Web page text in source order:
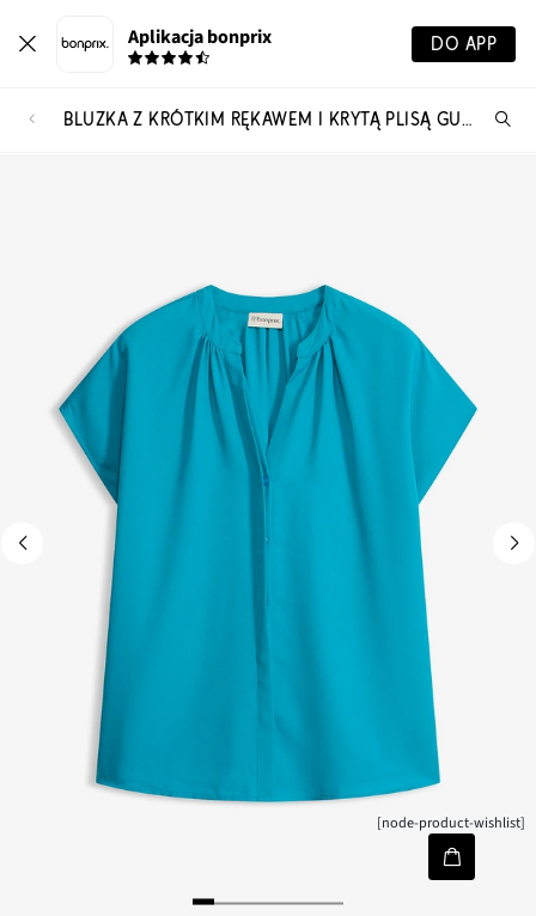
Aplikacja bonprix DO APP
BLUZKA Z KRÓTKIM RĘKAWEM I KRYTĄ PLISĄ GUZIKOWĄ
[node-product-wishlist]